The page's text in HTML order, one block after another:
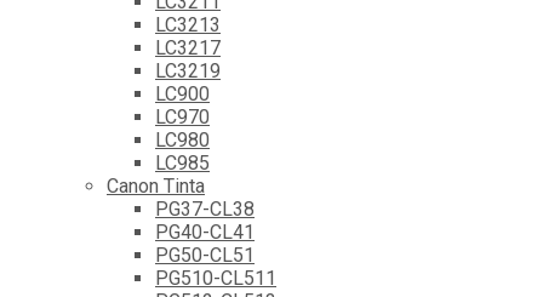
LC3213
LC3217
LC3219
LC900
LC970
LC980
LC985
Canon Tinta
PG37-CL38
PG40-CL41
PG50-CL51
PG510-CL511